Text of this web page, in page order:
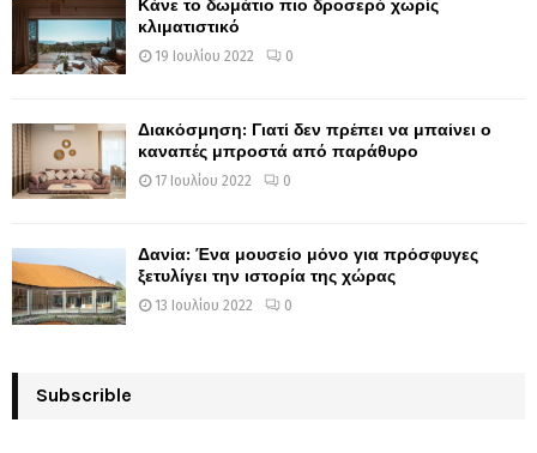
Κάνε το δωμάτιο πιο δροσερό χωρίς
κλιματιστικό
19 Ιουλίου 2022 0
Διακόσμηση: Γιατί δεν πρέπει να μπαίνει ο
καναπές μπροστά από παράθυρο
17 Ιουλίου 2022 0
Δανία: Ένα μουσείο μόνο για πρόσφυγες
ξετυλίγει την ιστορία της χώρας
13 Ιουλίου 2022 0
Subscrible